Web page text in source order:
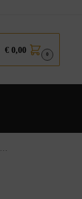
€ 0,00 0